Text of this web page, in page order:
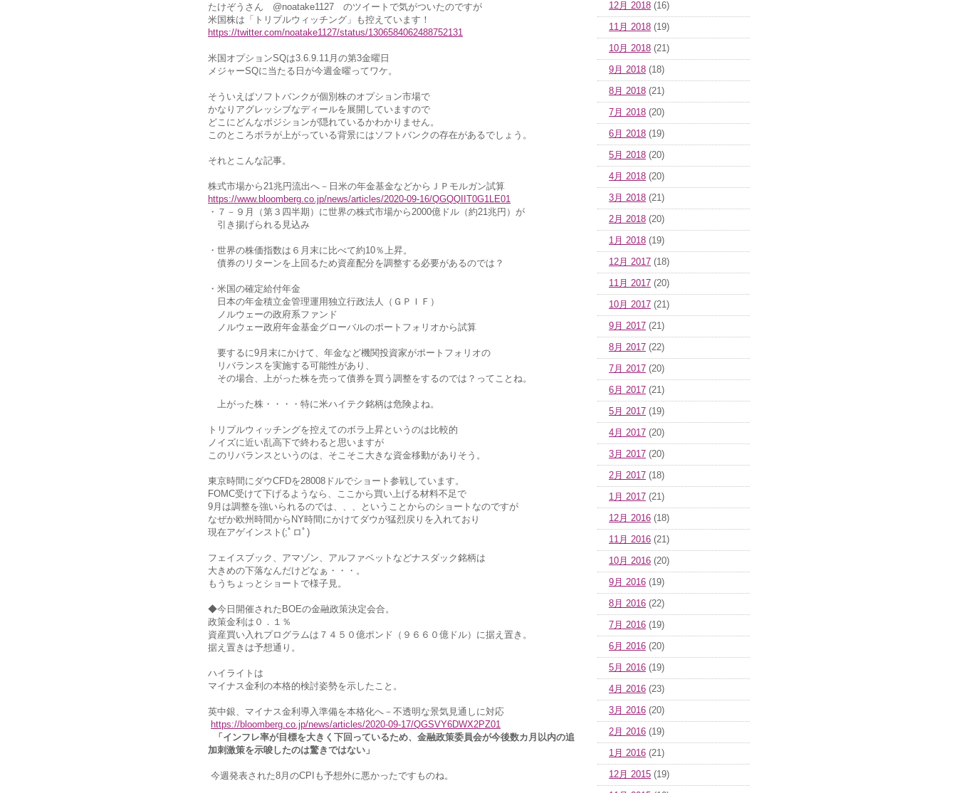
たけぞうさん @noatake1127 のツイートで気がついたのですが
米国株は「トリプルウィッチング」も控えています！
https://twitter.com/noatake1127/status/1306584062488752131
米国オプションSQは3.6.9.11月の第3金曜日
メジャーSQに当たる日が今週金曜ってワケ。
そういえばソフトバンクが個別株のオプション市場で
かなりアグレッシブなディールを展開していますので
どこにどんなポジションが隠れているかわかりません。
このところボラが上がっている背景にはソフトバンクの存在があるでしょう。
それとこんな記事。
株式市場から21兆円流出へ－日米の年金基金などからＪＰモルガン試算
https://www.bloomberg.co.jp/news/articles/2020-09-16/QGQQIIT0G1LE01
・７－９月（第３四半期）に世界の株式市場から2000億ドル（約21兆円）が
引き揚げられる見込み
・世界の株価指数は６月末に比べて約10％上昇。
債券のリターンを上回るため資産配分を調整する必要があるのでは？
・米国の確定給付年金
日本の年金積立金管理運用独立行政法人（ＧＰＩＦ）
ノルウェーの政府系ファンド
ノルウェー政府年金基金グローバルのポートフォリオから試算
要するに9月末にかけて、年金など機関投資家がポートフォリオの
リバランスを実施する可能性があり、
その場合、上がった株を売って債券を買う調整をするのでは？ってことね。
上がった株・・・・特に米ハイテク銘柄は危険よね。
トリプルウィッチングを控えてのボラ上昇というのは比較的
ノイズに近い乱高下で終わると思いますが
このリバランスというのは、そこそこ大きな資金移動がありそう。
東京時間にダウCFDを28008ドルでショート参戦しています。
FOMC受けて下げるようなら、ここから買い上げる材料不足で
9月は調整を強いられるのでは、、、ということからのショートなのですが
なぜか欧州時間からNY時間にかけてダウが猛烈戻りを入れており
現在アゲインスト(;ﾟロﾟ)
フェイスブック、アマゾン、アルファベットなどナスダック銘柄は
大きめの下落なんだけどなぁ・・・。
もうちょっとショートで様子見。
◆今日開催されたBOEの金融政策決定会合。
政策金利は０．１％
資産買い入れプログラムは７４５０億ポンド（９６６０億ドル）に据え置き。
据え置きは予想通り。
ハイライトは
マイナス金利の本格的検討姿勢を示したこと。
英中銀、マイナス金利導入準備を本格化へ－不透明な景気見通しに対応
https://bloomberg.co.jp/news/articles/2020-09-17/QGSVY6DWX2PZ01
「インフレ率が目標を大きく下回っているため、金融政策委員会が今後数カ月以内の追
加刺激策を示唆したのは驚きではない」
今週発表された8月のCPIも予想外に悪かったですものね。
12月 2018 (16)
11月 2018 (19)
10月 2018 (21)
9月 2018 (18)
8月 2018 (21)
7月 2018 (20)
6月 2018 (19)
5月 2018 (20)
4月 2018 (20)
3月 2018 (21)
2月 2018 (20)
1月 2018 (19)
12月 2017 (18)
11月 2017 (20)
10月 2017 (21)
9月 2017 (21)
8月 2017 (22)
7月 2017 (20)
6月 2017 (21)
5月 2017 (19)
4月 2017 (20)
3月 2017 (20)
2月 2017 (18)
1月 2017 (21)
12月 2016 (18)
11月 2016 (21)
10月 2016 (20)
9月 2016 (19)
8月 2016 (22)
7月 2016 (19)
6月 2016 (20)
5月 2016 (19)
4月 2016 (23)
3月 2016 (20)
2月 2016 (19)
1月 2016 (21)
12月 2015 (19)